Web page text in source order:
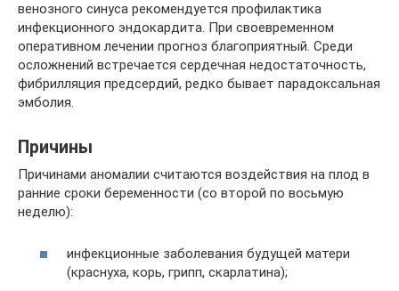
венозного синуса рекомендуется профилактика
инфекционного эндокардита. При своевременном
оперативном лечении прогноз благоприятный. Среди
осложнений встречается сердечная недостаточность,
фибрилляция предсердий, редко бывает парадоксальная
эмболия.
Причины
Причинами аномалии считаются воздействия на плод в
ранние сроки беременности (со второй по восьмую
неделю):
инфекционные заболевания будущей матери
(краснуха, корь, грипп, скарлатина);